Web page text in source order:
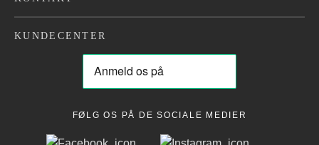
KUNDECENTER
FØLG OS PÅ DE SOCIALE MEDIER